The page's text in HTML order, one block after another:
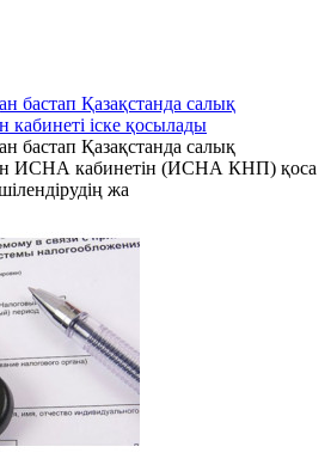
бастап Қазақстанда салық
кабинеті іске қосылады
бастап Қазақстанда салық
ИСНА кабинетін (ИСНА КНП) қоса
жа